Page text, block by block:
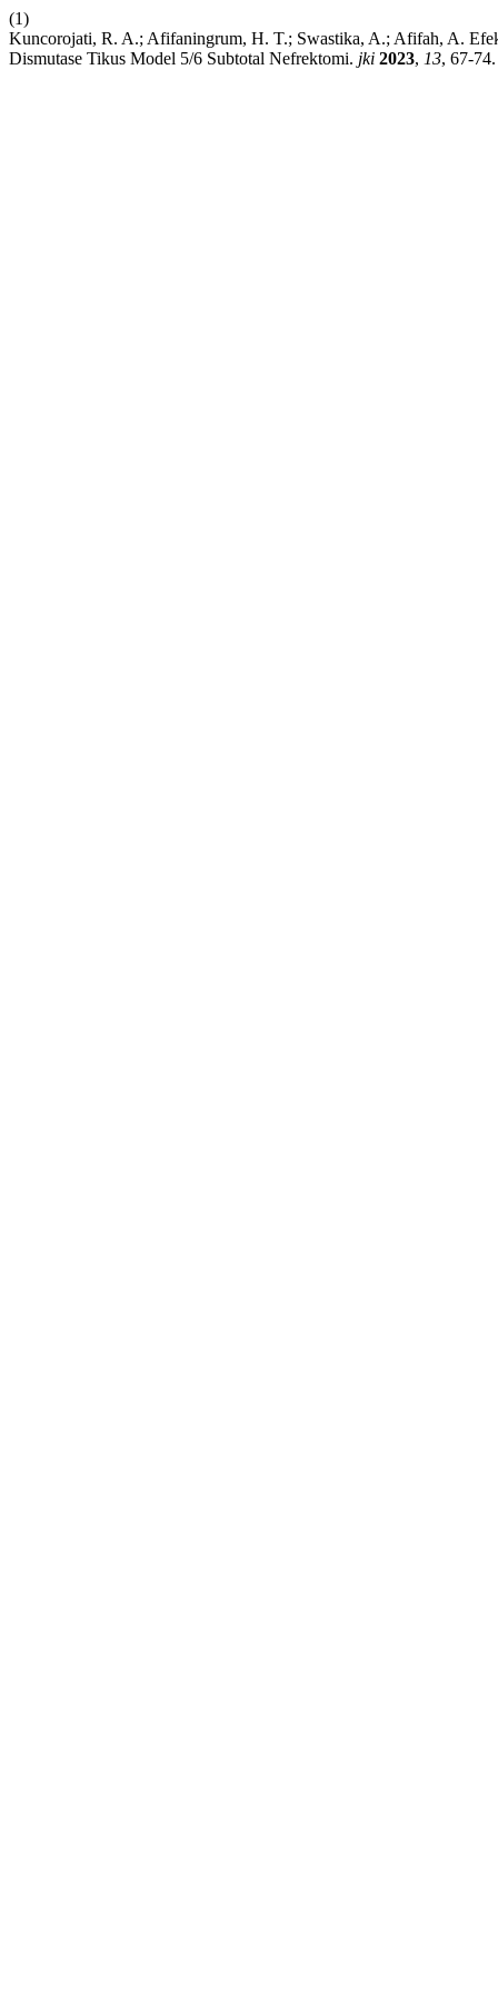
(1)
Kuncorojati, R. A.; Afifaningrum, H. T.; Swastika, A.; Afifah, A.
Dismutase Tikus Model 5/6 Subtotal Nefrektomi. jki 2023, 13, 67-74.